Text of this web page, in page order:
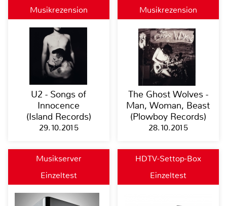
Musikrezension
U2 - Songs of
Innocence
(Island Records)
29.10.2015
Musikrezension
The Ghost Wolves -
Man, Woman, Beast
(Plowboy Records)
28.10.2015
Musikserver
Einzeltest
HDTV-Settop-Box
Einzeltest